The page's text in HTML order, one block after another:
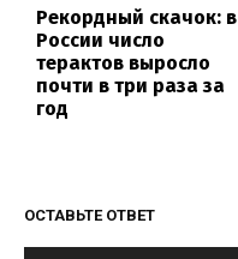
Рекордный скачок: в
России число
терактов выросло
почти в три раза за
год
ОСТАВЬТЕ ОТВЕТ